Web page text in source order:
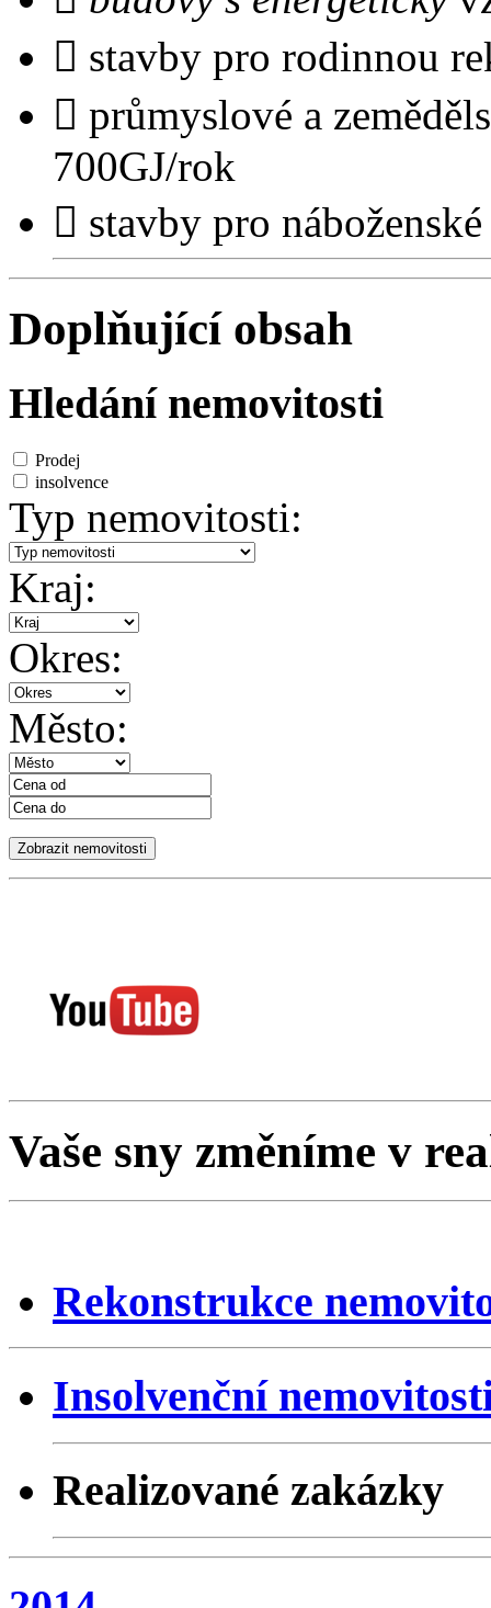
 stavby pro rodinnou
 průmyslové a
700GJ/rok
 stavby pro
Doplňující obsah
Hledání nemovitosti
Prodej
insolvence
Typ nemovitosti:
Kraj:
Okres:
Město:
Vaše sny změníme v
Rekonstrukce
Insolvenční
Realizované zakázky